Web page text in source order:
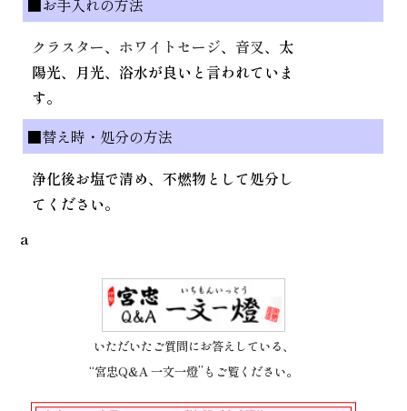
クラスター、 ホワイトセージ、 音叉、太
陽光、月光、浴水が良いと言われていま
す。
■替え時・処分の方法
浄化後お塩で清め、不燃物として処分し
てください。
a
いただいたご質問にお答えしている、
“宮忠Q&A 一文一燈”もご覧ください。